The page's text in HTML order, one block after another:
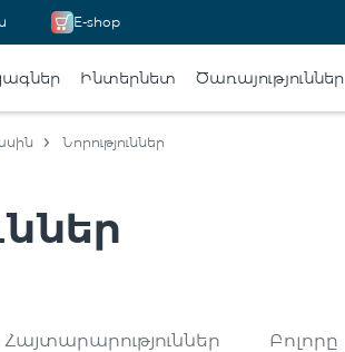
E-shop
Ինտերնետ Ծառայություններ
Նորություններ
Հայտարարություններ Բոլորը